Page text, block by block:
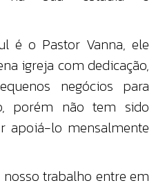
é o Pastor Vanna, ele
igreja com dedicação,
negócios para
porém não tem sido
apoiá-lo mensalmente
trabalho entre em